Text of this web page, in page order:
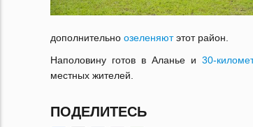
дополнительно озеленяютэтот район.
Наполовину готов в Аланье и 30-
местных жителей.
ПОДЕЛИТЕСЬ